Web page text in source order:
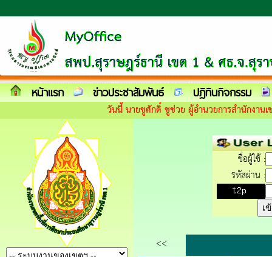
หน้าแรก ข่าวประชาสัมพันธ์ ปฎิทินกิจกรรม
วันนี้ นายชูศักดิ์ ชูช่วย ผู้อำนวยการสำนักงาน
ชื่อผู้ใช้ :
รหัสผ่าน :
<<